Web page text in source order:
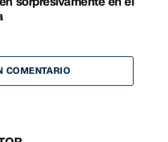
COMENTARIO